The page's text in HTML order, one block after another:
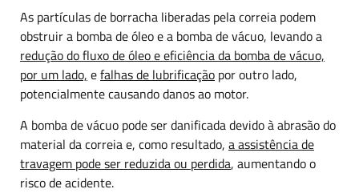
As partículas de borracha liberadas pela correia podem
obstruir a bomba de óleo e a bomba de vácuo, levando a
redução do fluxo de óleo e eficiência da bomba de vácuo,
por um lado, efalhas de lubrificação por outro lado,
potencialmente causando danos ao motor.
A bomba de vácuo pode ser danificada devido à abrasão do
material da correia e, como resultado, a assistência de
travagem pode ser reduzida ou perdida, aumentando o
risco de acidente.